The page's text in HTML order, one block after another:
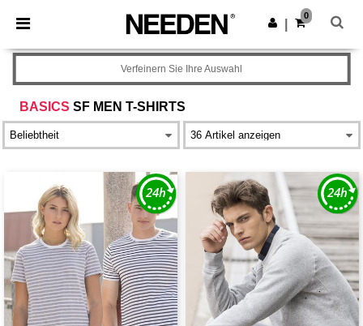
× Needen App
Bessere Preise in der App!
App holen
0
BASICS SF MEN T-SHIRTS
Verfeinern Sie Ihre Auswahl